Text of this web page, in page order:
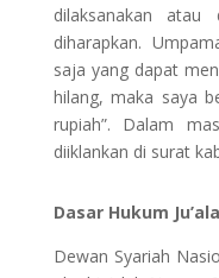
dilaksanakan atau
diharapkan.
saja yang dapat
hilang, maka saya
rupiah”. Dalam
diiklankan di surat
Dasar Hukum
Dewan Syariah